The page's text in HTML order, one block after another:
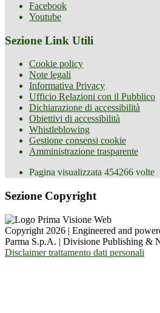
Facebook
Youtube
Sezione Link Utili
Cookie policy
Note legali
Informativa Privacy
Ufficio Relazioni con il Pubblico
Dichiarazione di accessibilità
Obiettivi di accessibilità
Whistleblowing
Gestione consensi cookie
Amministrazione trasparente
Pagina visualizzata 454266 volte
Sezione Copyright
Copyright 2026 | Engineered and
Parma S.p.A. | Divisione Publishing &
Disclaimer trattamento dati personali